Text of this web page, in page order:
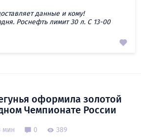
данные и кому!
Роснефть лимит 30 л. С 13-00
оформила золотой
Чемпионате России
мин 0 389